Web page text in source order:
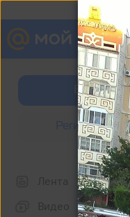
Войти
Регистрация
Лента
Видео